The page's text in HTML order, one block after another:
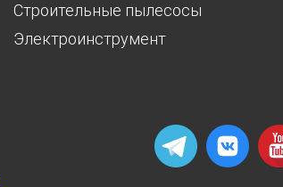
Строительные пылесосы
Электроинструмент